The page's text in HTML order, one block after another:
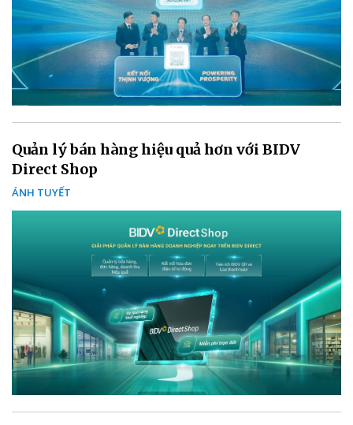
Quản lý bán hàng hiệu quả hơn với BIDV
Direct Shop
ÁNH TUYẾT